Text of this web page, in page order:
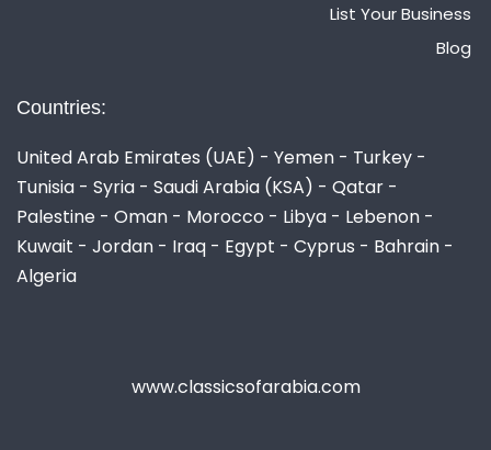
List Your Business
Blog
Countries:
United Arab Emirates (UAE) - Yemen - Turkey -
Tunisia - Syria - Saudi Arabia (KSA) - Qatar -
Palestine - Oman - Morocco - Libya - Lebenon -
Kuwait - Jordan - Iraq - Egypt - Cyprus - Bahrain -
Algeria
www.classicsofarabia.com